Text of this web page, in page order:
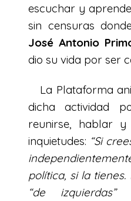
escuchar y
sin censuras
José Antonio
dio su vida por ser
La Plataforma
dicha actividad
reunirse, hablar y
inquietudes: “Si
política, si la
“de